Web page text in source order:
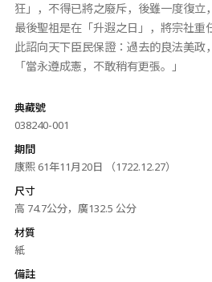
狂」，不得已將之廢斥，後雖一度復立
最後聖祖是在「升遐之日」，將宗社重
此詔向天下臣民保證：過去的良法美政
「當永遵成憲，不敢稍有更張。」
典藏號
038240-001
期間
康熙 61年11月20日 （1722.12.27）
尺寸
高 74.7公分，廣132.5 公分
材質
紙
備註